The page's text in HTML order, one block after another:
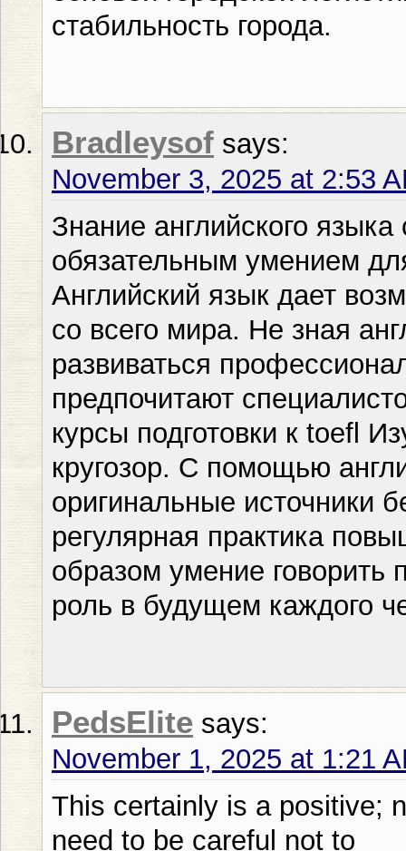
стабильность города.
Bradleysof says:
November 3, 2025 at 2:53
Знание английского языка
обязательным умением
Английский язык дает
со всего мира. Не зная
развиваться
предпочитают
курсы подготовки к toefl
кругозор. С помощью
оригинальные источники
регулярная практика
образом умение говорить
роль в будущем каждого
PedsElite says:
November 1, 2025 at 1:21
This certainly is a positive;
need to be careful not to